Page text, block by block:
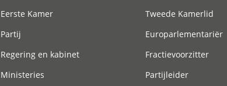
Eerste Kamer
Partij
Regering en kabinet
Ministeries
Tweede Kamerlid
Europarlementariër
Fractievoorzitter
Partijleider